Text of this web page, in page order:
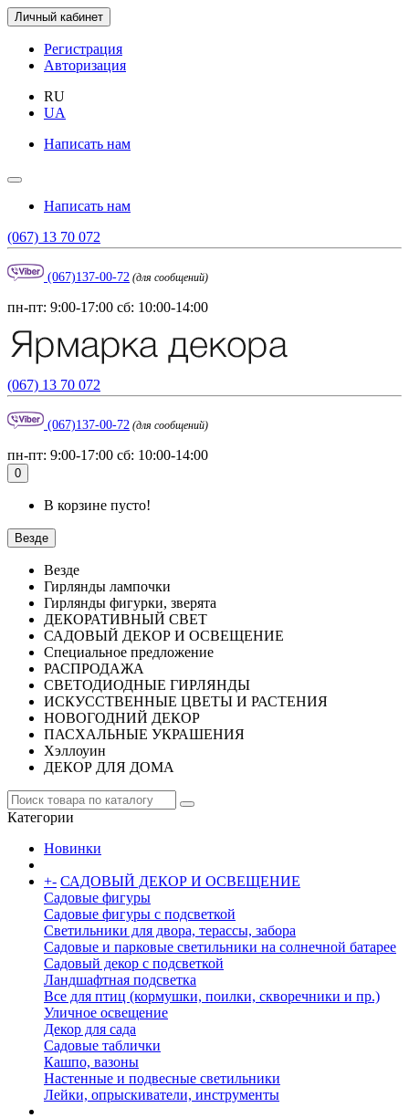
Личный кабинет
Регистрация
Авторизация
RU
UA
Написать нам
Написать нам
(067) 13 70 072
(067)137-00-72 (для сообщений)
пн-пт: 9:00-17:00 сб: 10:00-14:00
(067) 13 70 072
(067)137-00-72 (для сообщений)
пн-пт: 9:00-17:00 сб: 10:00-14:00
0
В корзине пусто!
Везде
Везде
Гирлянды лампочки
Гирлянды фигурки, зверята
ДЕКОРАТИВНЫЙ СВЕТ
САДОВЫЙ ДЕКОР И ОСВЕЩЕНИЕ
Специальное предложение
РАСПРОДАЖА
СВЕТОДИОДНЫЕ ГИРЛЯНДЫ
ИСКУССТВЕННЫЕ ЦВЕТЫ И РАСТЕНИЯ
НОВОГОДНИЙ ДЕКОР
ПАСХАЛЬНЫЕ УКРАШЕНИЯ
Хэллоуин
ДЕКОР ДЛЯ ДОМА
Категории
Новинки
+- САДОВЫЙ ДЕКОР И ОСВЕЩЕНИЕ
Садовые фигуры
Садовые фигуры с подсветкой
Светильники для двора, терассы, забора
Садовые и парковые светильники на солнечной батарее
Садовый декор с подсветкой
Ландшафтная подсветка
Все для птиц (кормушки, поилки, скворечники и пр.)
Уличное освещение
Декор для сада
Садовые таблички
Кашпо, вазоны
Настенные и подвесные светильники
Лейки, опрыскиватели, инструменты